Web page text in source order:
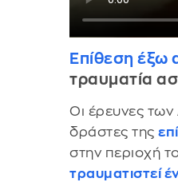
Επίθεση έξω
τραυματία
Οι έρευνες των
δράστες της
στην περιοχή
τραυματιστεί